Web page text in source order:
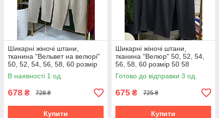
Шикарні жіночі штани,
тканина "Вельвет на велюрі"
50, 52, 54, 56, 58, 60 розмір
50
В наявності 1 од.
678 ₴ 728 ₴
Купити
Шикарні жіночі штани,
тканина "Велюр" 50, 52, 54,
56, 58, 60 розмір 50 58
Готово до відправки 3 од.
675 ₴ 725 ₴
Купити